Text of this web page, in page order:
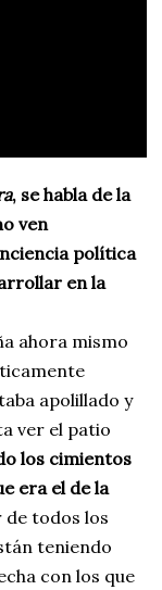
, se habla de la
ven
política
en la
ahora mismo
apolillado y
ver el patio
los cimientos
era el de la
de todos los
teniendo
con los que